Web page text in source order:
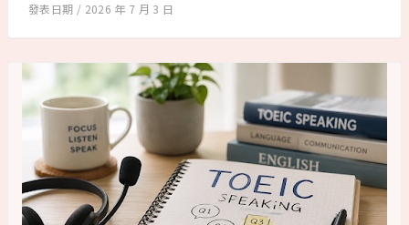
2026 年 7 月 3 日